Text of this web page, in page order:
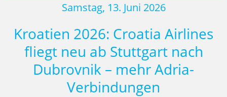
Samstag, 13. Juni 2026
Kroatien 2026: Croatia Airlines
fliegt neu ab Stuttgart nach
Dubrovnik – mehr Adria-
Verbindungen